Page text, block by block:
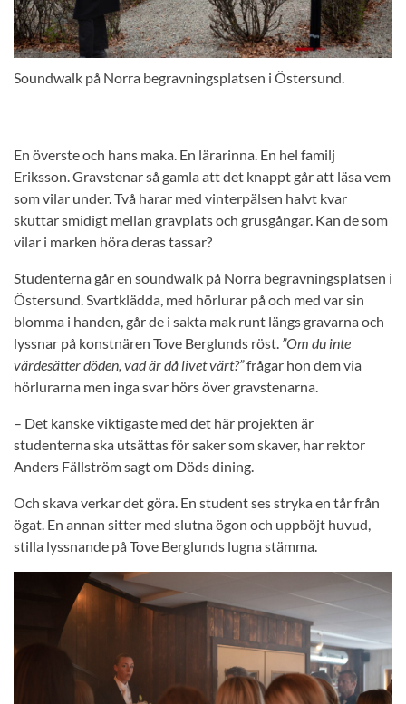
Soundwalk på Norra begravningsplatsen i Östersund.
En överste och hans maka. En lärarinna. En hel familj
Eriksson. Gravstenar så gamla att det knappt går att läsa vem
som vilar under. Två harar med vinterpälsen halvt kvar
skuttar smidigt mellan gravplats och grusgångar. Kan de som
vilar i marken höra deras tassar?
Studenterna går en soundwalk på Norra begravningsplatsen i
Östersund. Svartklädda, med hörlurar på och med var sin
blomma i handen, går de i sakta mak runt längs gravarna och
lyssnar på konstnären Tove Berglunds röst. ”Om du inte
värdesätter döden, vad är då livet värt?”frågar hon dem via
hörlurarna men inga svar hörs över gravstenarna.
– Det kanske viktigaste med det här projekten är
studenterna ska utsättas för saker som skaver, har rektor
Anders Fällström sagt om Döds dining.
Och skava verkar det göra. En student ses stryka en tår från
ögat. En annan sitter med slutna ögon och uppböjt huvud,
stilla lyssnande på Tove Berglunds lugna stämma.